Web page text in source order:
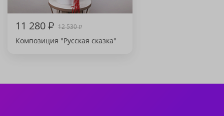
11 280₽ 12 530₽
Композиция "Русская сказка"